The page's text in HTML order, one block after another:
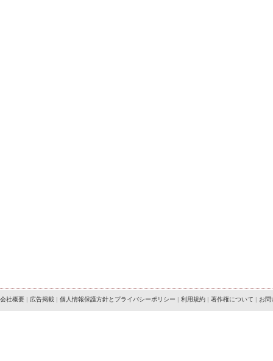
会社概要 | 広告掲載 | 個人情報保護方針とプライバシーポリシー | 利用規約 | 著作権について | お問